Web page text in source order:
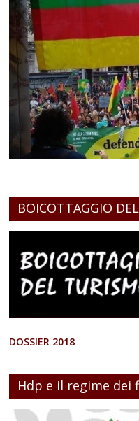
BOICOTTAGGIO
DOSSIER 2018
Hdp e il regime dei